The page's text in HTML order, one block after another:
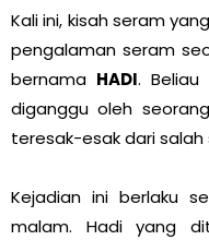
Kali ini, kisah seram
pengalaman seram
bernama HADI.
diganggu oleh
teresak-esak dari salah
Kejadian ini berlaku
malam. Hadi yang